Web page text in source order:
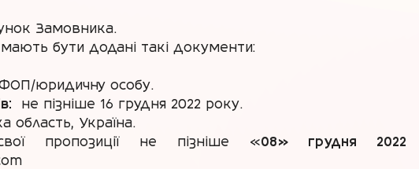
Замовника.
бути додані такі документи:
юридичну особу.
не пізніше 16 грудня 2022 року.
область, Україна.
пропозиції не пізніше «08» грудня